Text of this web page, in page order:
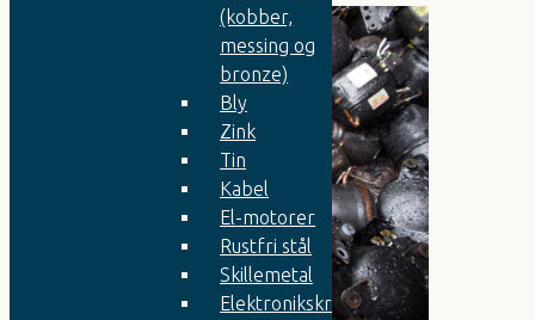
(kobber,
messing og
bronze)
Bly
Zink
Tin
Kabel
El-motorer
Rustfri stål
Skillemetal
Elektronikskrot